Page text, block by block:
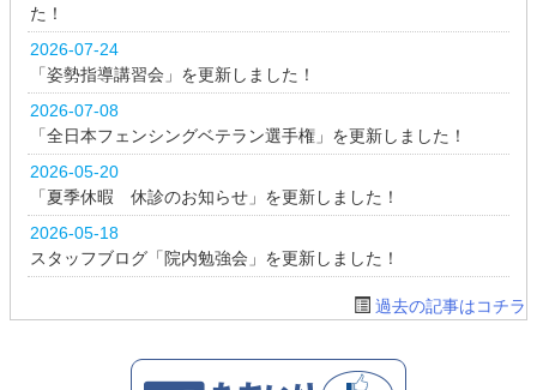
た！
2026-07-24
「姿勢指導講習会」を更新しました！
2026-07-08
「全日本フェンシングベテラン選手権」を更新しました！
2026-05-20
「夏季休暇 休診のお知らせ」を更新しました！
2026-05-18
スタッフブログ「院内勉強会」を更新しました！
過去の記事はコチラ